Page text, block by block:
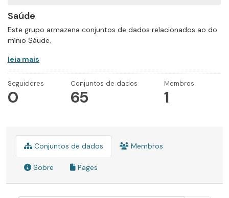
Saúde
Este grupo armazena conjuntos de dados relacionados ao do
mínio Sáude.
leia mais
Seguidores
0
Conjuntos de dados
65
Membros
1
Conjuntos de dados Membros
Sobre Pages